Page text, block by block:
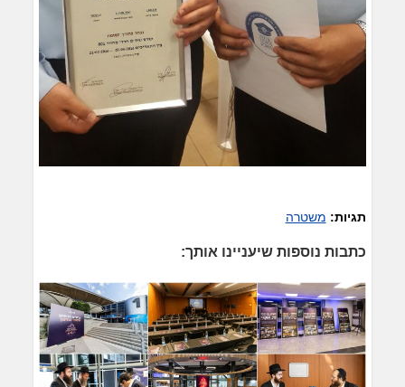
תגיות: משטרה
כתבות נוספות שיעניינו אותך: